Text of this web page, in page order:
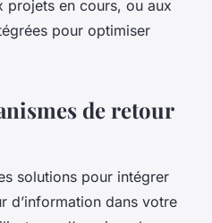
projets en cours, ou aux
pour optimiser
de retour
solutions pour intégrer
d’information dans votre